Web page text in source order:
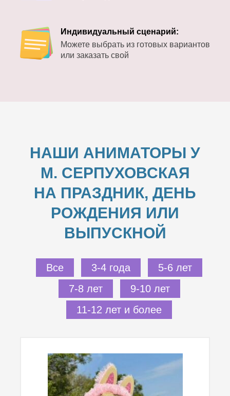
Индивидуальный сценарий:
Можете выбрать из готовых вариантов
или заказать свой
НАШИ АНИМАТОРЫ У
М. СЕРПУХОВСКАЯ
НА ПРАЗДНИК, ДЕНЬ
РОЖДЕНИЯ ИЛИ
ВЫПУСКНОЙ
Все 3-4 года
5-6 лет
7-8 лет
9-10 лет
11-12 лет и более